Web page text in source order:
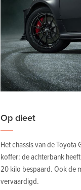
Op dieet
Het chassis van de Toyota
koffer: de achterbank
20 kilo bespaard. Ook de
vervaardigd.